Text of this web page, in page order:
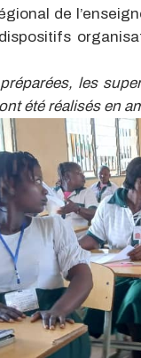
de
les
été réalisés en